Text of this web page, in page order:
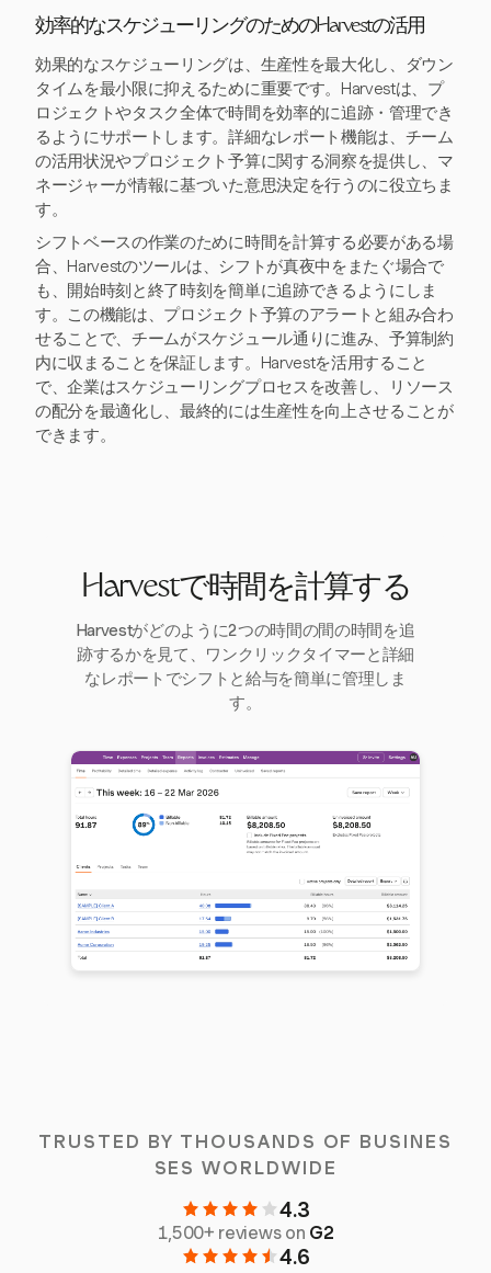
効率的なスケジューリングのためのHarvestの活用
効果的なスケジューリングは、生産性を最大化し、ダウン
タイムを最小限に抑えるために重要です。Harvestは、プ
ロジェクトやタスク全体で時間を効率的に追跡・管理でき
るようにサポートします。詳細なレポート機能は、チーム
の活用状況やプロジェクト予算に関する洞察を提供し、マ
ネージャーが情報に基づいた意思決定を行うのに役立ちま
す。
シフトベースの作業のために時間を計算する必要がある場
合、Harvestのツールは、シフトが真夜中をまたぐ場合で
も、開始時刻と終了時刻を簡単に追跡できるようにしま
す。この機能は、プロジェクト予算のアラートと組み合わ
せることで、チームがスケジュール通りに進み、予算制約
内に収まることを保証します。Harvestを活用すること
で、企業はスケジューリングプロセスを改善し、リソース
の配分を最適化し、最終的には生産性を向上させることが
できます。
Harvestで時間を計算する
Harvestがどのように2つの時間の間の時間を追
跡するかを見て、ワンクリックタイマーと詳細
なレポートでシフトと給与を簡単に管理しま
す。
TRUSTED BY THOUSANDS OF BUSINES
SES WORLDWIDE
4.3
1,500+ reviews on G2
4.6